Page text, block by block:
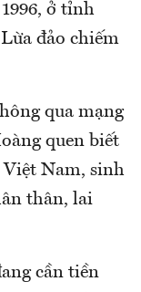
ở tỉnh
đảo chiếm
qua mạng
quen biết
Nam, sinh
thân, lai
cần tiền